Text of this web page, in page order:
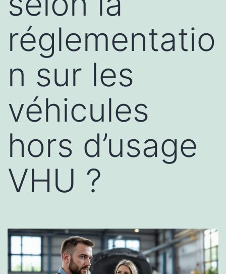
réglementatio
n sur les
véhicules
hors d’usage
VHU ?